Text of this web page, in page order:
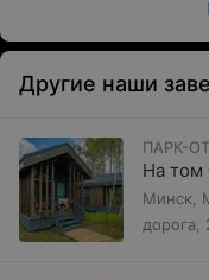
Другие наши
ПАРК-
На том
Минск,
дорога,